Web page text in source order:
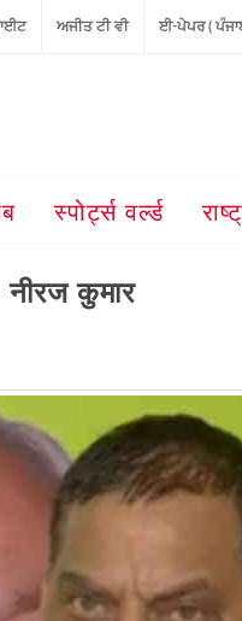
ਅਜੀਤ ਟੀ ਵੀ ਈ-ਪੇਪਰ (
स्पोर्ट्स वर्ल्ड
नीरज कुमार